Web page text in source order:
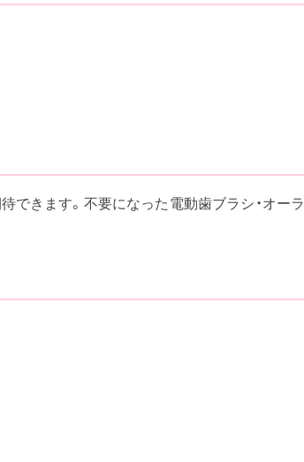
できます。不要になった電動歯ブラシ・オーラ